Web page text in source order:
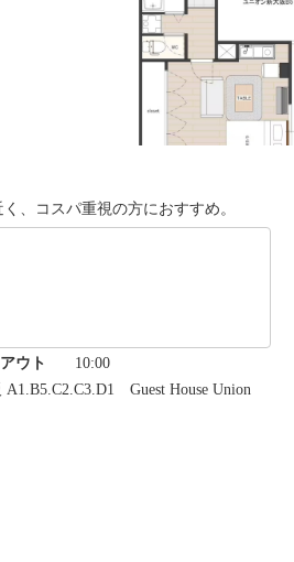
、コスパ重視の方におすすめ。
ウト
10:00
Guest House Union